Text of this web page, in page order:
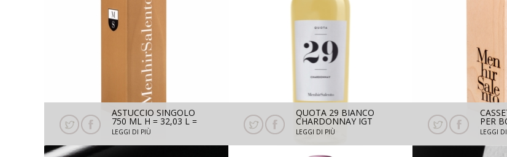
ASTUCCIO SINGOLO
750 ML H = 32,03 L =
8,03 P = 8,03
LEGGI DI PIÙ
QUOTA 29 BIANCO
CHARDONNAY IGT
SALENTO 2025- 750ML
LEGGI DI PIÙ
PER
LEGGI